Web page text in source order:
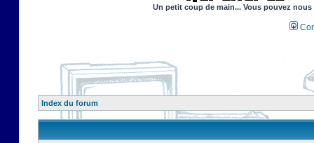
Un petit coup de main... Vous pouvez
Index du forum